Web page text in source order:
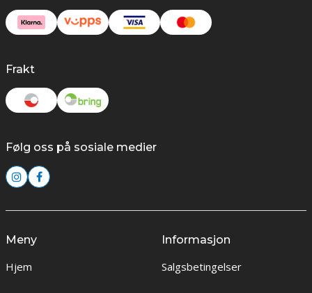
Frakt
Følg oss på sosiale medier
Meny
Hjem
Informasjon
Salgsbetingelser